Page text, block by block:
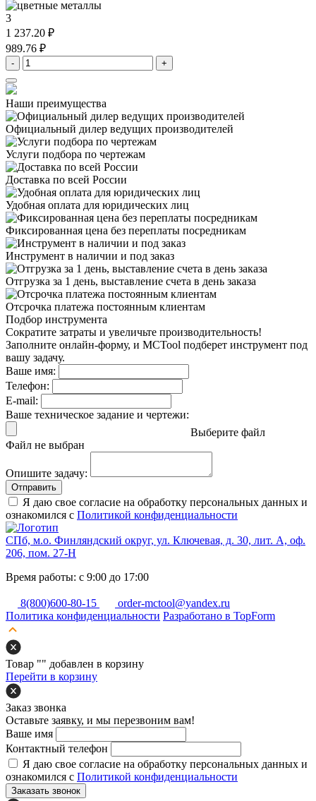
3
1 237.20 ₽
989.76 ₽
- +
Наши преимущества
Официальный дилер ведущих производителей
Услуги подбора по чертежам
Доставка по всей России
Удобная оплата для юридических лиц
Фиксированная цена без переплаты посредникам
Инструмент в наличии и под заказ
Отгрузка за 1 день, выставление счета в день заказа
Отсрочка платежа постоянным клиентам
Подбор инструмента
Сократите затраты и увеличьте производительность!
Заполните онлайн-форму, и MCTool подберет инструмент под
вашу задачу.
Ваше имя:
Телефон:
E-mail:
Ваше техническое задание и чертежи:
Выберите файл
Файл не выбран
Опишите задачу:
Отправить
Я даю свое согласие на обработку персональных данных и
ознакомился с Политикой конфиденциальности
СПб, м.о. Финляндский округ, ул. Ключевая, д. 30, лит. А, оф.
206, пом. 27-Н
Время работы: с 9:00 до 17:00
8(800)600-80-15
order-mctool@yandex.ru
Политика конфиденциальности Разработано в TopForm
Товар "" добавлен в корзину
Перейти в корзину
Заказ звонка
Оставьте заявку, и мы перезвоним вам!
Ваше имя
Контактный телефон
Я даю свое согласие на обработку персональных данных и
ознакомился с Политикой конфиденциальности
Заказать звонок